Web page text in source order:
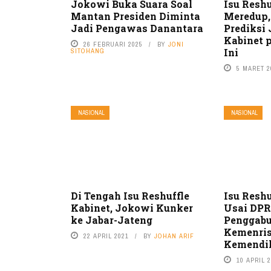
Jokowi Buka Suara Soal
Mantan Presiden Diminta
Jadi Pengawas Danantara
26 FEBRUARI 2025 BY JONI
SITOHANG
Isu
Prediksi
Kabinet
Ini
5 MARET
NASIONAL
Di Tengah Isu Reshuffle
Kabinet, Jokowi Kunker
ke Jabar-Jateng
22 APRIL 2021 BY JOHAN ARIF
NASIONAL
Isu
Usai
10 APRIL